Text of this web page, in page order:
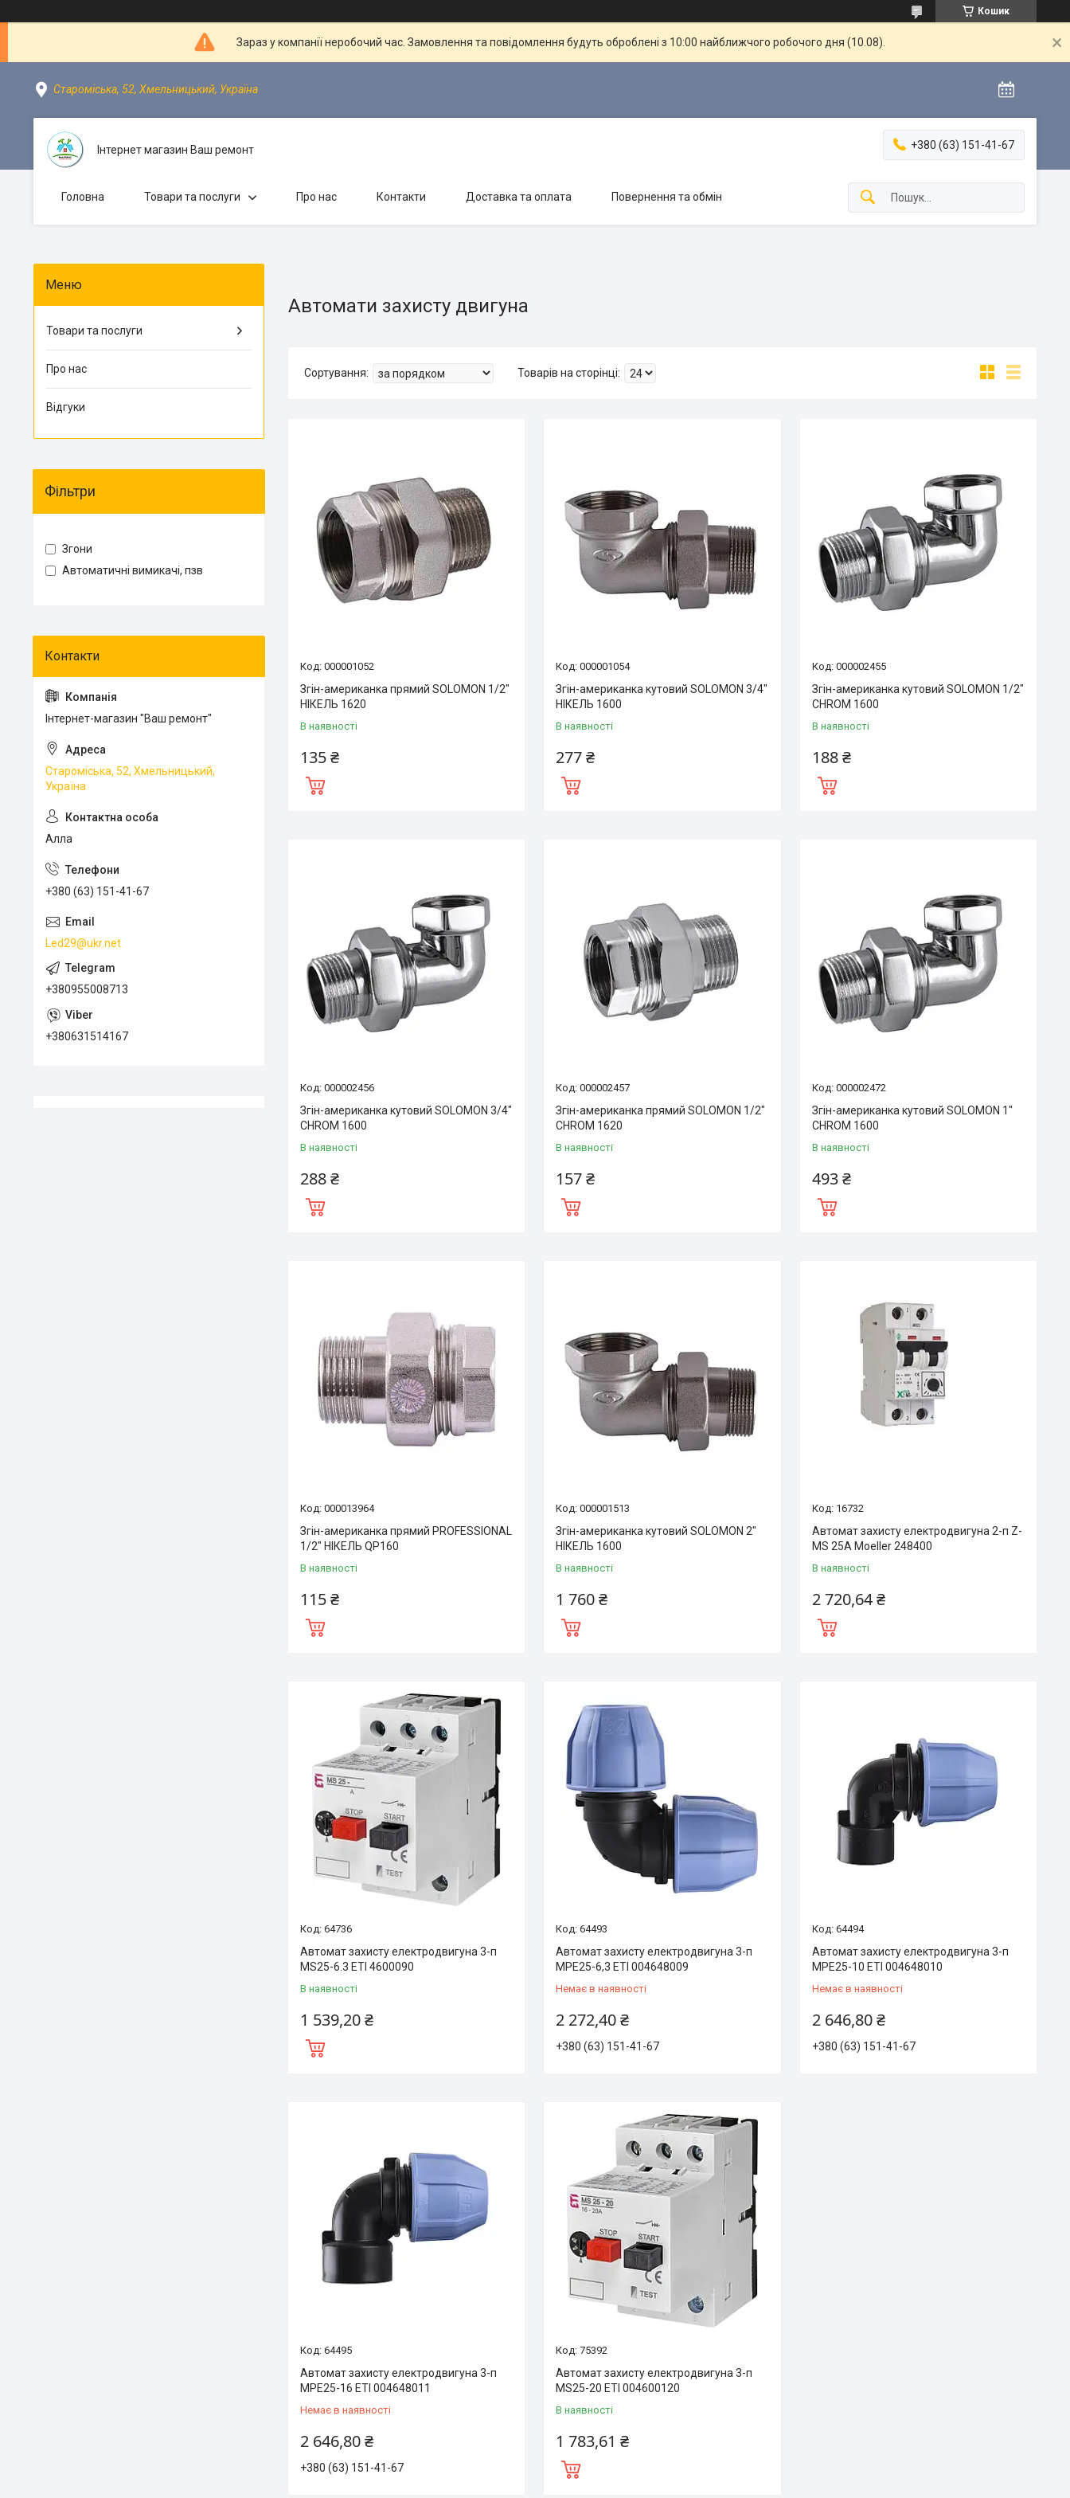
Кошик
Зараз у компанії неробочий час. Замовлення та повідомлення будуть оброблені з 10:00 найближчого робочого дня (10.08).
Староміська, 52, Хмельницький, Україна
Інтернет магазин Ваш ремонт +380 (63) 151-41-67
Головна Товари та послуги Про нас Контакти Доставка та оплата Повернення та обмін
Автомати захисту двигуна
000001052
Згін-американка прямий SOLOMON 1/2″
НІКЕЛЬ 1620
В наявності
135 ₴
000001054
Згін-американка кутовий SOLOMON 3/4″
НІКЕЛЬ 1600
В наявності
277 ₴
000002455
Згін-американка кутовий SOLOMON 1/2″
CHROM 1600
В наявності
188 ₴
000002456
Згін-американка кутовий SOLOMON 3/4″
CHROM 1600
В наявності
288 ₴
000002457
Згін-американка прямий SOLOMON 1/2″
CHROM 1620
В наявності
157 ₴
000002472
Згін-американка кутовий SOLOMON 1″
CHROM 1600
В наявності
493 ₴
000013964
Згін-американка прямий PROFESSIONAL
1/2″ НІКЕЛЬ QP160
В наявності
115 ₴
000001513
Згін-американка кутовий SOLOMON 2″
НІКЕЛЬ 1600
В наявності
1 760 ₴
16732
Автомат захисту електродвигуна 2-п Z-
MS 25А Moeller 248400
В наявності
2 720,64 ₴
64736
Автомат захисту електродвигуна 3-п
MS25-6.3 ETI 4600090
В наявності
1 539,20 ₴
64493
Автомат захисту електродвигуна 3-п
MPE25-6,3 ETI 004648009
Немає в наявності
2 272,40 ₴
+380 (63) 151-41-67
64494
Автомат захисту електродвигуна 3-п
MPE25-10 ETI 004648010
Немає в наявності
2 646,80 ₴
+380 (63) 151-41-67
64495
Автомат захисту електродвигуна 3-п
MPE25-16 ETI 004648011
Немає в наявності
2 646,80 ₴
+380 (63) 151-41-67
75392
Автомат захисту електродвигуна 3-п
MS25-20 ETI 004600120
В наявності
1 783,61 ₴
Товари та послуги
Про нас
Відгуки
Фільтри
Згони
Автоматичні вимикачі, пзв
Інтернет-магазин "Ваш ремонт"
Староміська, 52, Хмельницький,
Україна
Алла
+380 (63) 151-41-67
Led29@ukr.net
+380955008713
+380631514167